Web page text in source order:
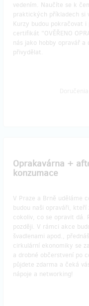
vedením. Naučíte se k
praktických příkladech si
Kurzy budou pokračovat
certifikát "OVĚŘENO
nás jako hobby opravář a
přivydělat.
Oprakavárna +
konzumace
V Praze a Brně uděláme
budou naši opraváři,
cokoliv, co se opravit dá.
později. V rámci akce
švadlenami apod.,
cirkulární ekonomiky se
a drobné občerstvení po
půjdete zdarma a čeká
nápoje a networking!